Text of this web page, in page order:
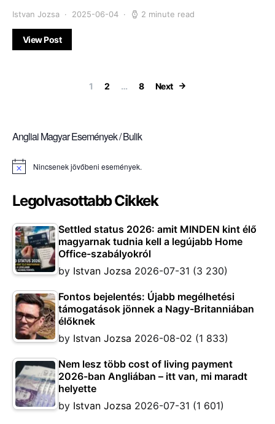
Istvan Jozsa 2025-06-04 2 minute read
View Post
Bejegyzések
1 2 … 8 Next
Angliai Magyar Események / Bulik
Notice Nincsenek jövőbeni események.
Legolvasottabb Cikkek
Settled status 2026: amit MINDEN kint élő
magyarnak tudnia kell a legújabb Home
Office-szabályokról
by Istvan Jozsa 2026-07-31 (3 230)
Fontos bejelentés: Újabb megélhetési
támogatások jönnek a Nagy-Britanniában
élőknek
by Istvan Jozsa 2026-08-02 (1 833)
Nem lesz több cost of living payment
2026-ban Angliában – itt van, mi maradt
helyette
by Istvan Jozsa 2026-07-31 (1 601)